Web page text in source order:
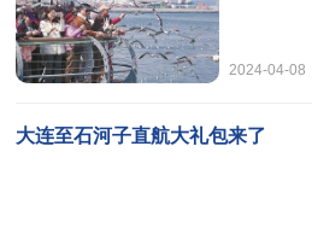
2024-04-08
大连至石河子直航大礼包来了